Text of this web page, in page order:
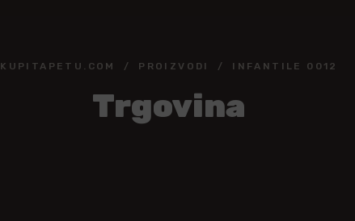
KUPITAPETU.COM PROIZVODI INFANTILE 0012
Trgovina